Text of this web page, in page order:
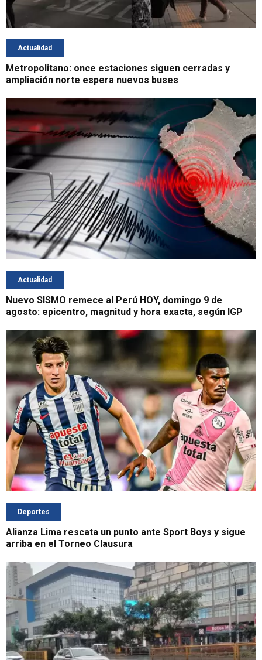
Actualidad
Metropolitano: once estaciones siguen cerradas y
ampliación norte espera nuevos buses
Actualidad
Nuevo SISMO remece al Perú HOY, domingo 9 de
agosto: epicentro, magnitud y hora exacta, según IGP
Deportes
Alianza Lima rescata un punto ante Sport Boys y sigue
arriba en el Torneo Clausura